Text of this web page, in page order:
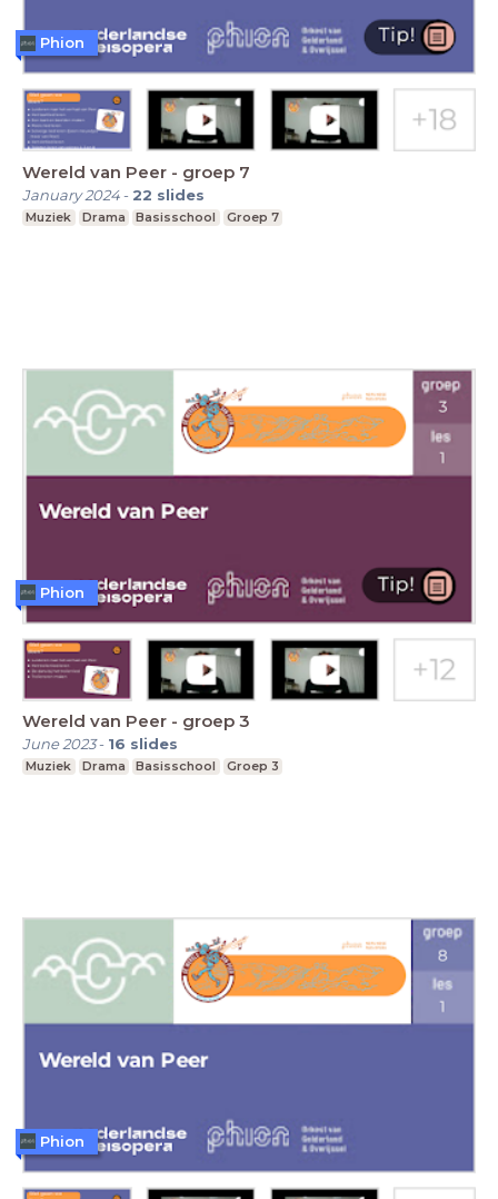
Wereld van Peer - groep 7
January 2024- 22 slides
Muziek Drama Basisschool Groep 7
Phion
Wereld van Peer - groep 3
June 2023- 16 slides
Muziek Drama Basisschool Groep 3
Phion
Phion